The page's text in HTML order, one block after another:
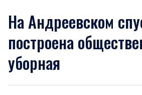
На Андреевском
построена
уборная